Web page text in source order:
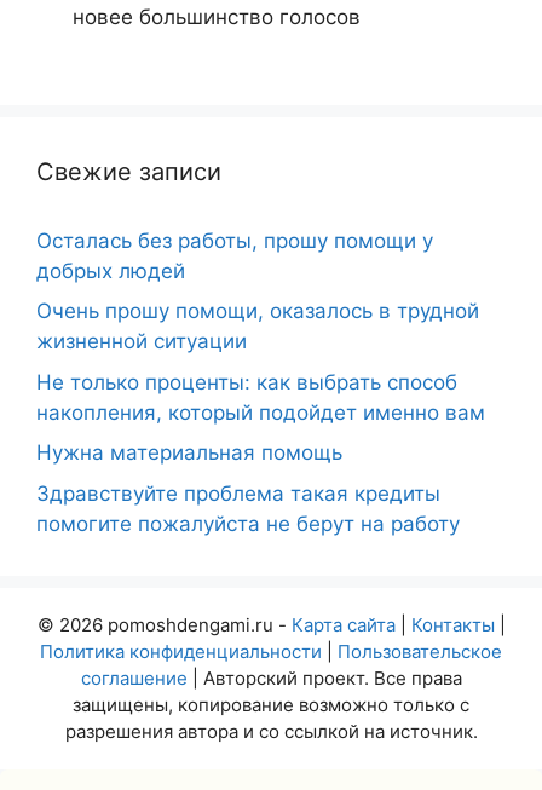
новее большинство голосов
Свежие записи
Осталась без работы, прошу помощи у
добрых людей
Очень прошу помощи, оказалось в трудной
жизненной ситуации
Не только проценты: как выбрать способ
накопления, который подойдет именно вам
Нужна материальная помощь
Здравствуйте проблема такая кредиты
помогите пожалуйста не берут на работу
© 2026 pomoshdengami.ru - Карта сайта| Контакты
Политика конфиденциальности
Пользовательское
соглашение | Авторский проект. Все права
защищены, копирование возможно только с
разрешения автора и со ссылкой на источник.